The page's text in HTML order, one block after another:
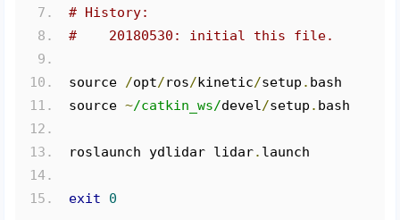
# History:
#    20180530: initial this file.
source /opt/ros/ kinetic/setup . bash
source ~/catkin_ws/devel/setup . bash
roslaunch ydlidar lidar. launch
exit 0